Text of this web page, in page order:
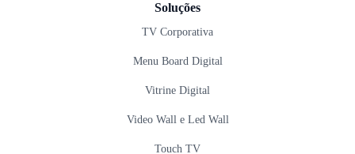
Soluções
TV Corporativa
Menu Board Digital
Vitrine Digital
Video Wall e Led Wall
Touch TV